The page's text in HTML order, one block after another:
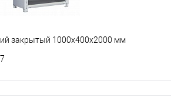
закрытый 1000х400х2000 мм